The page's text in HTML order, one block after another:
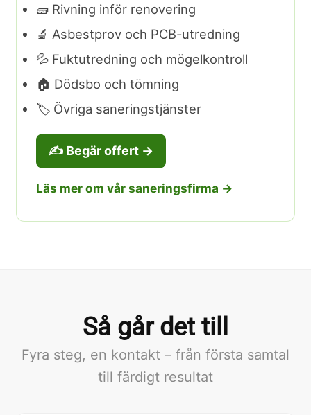
🧱 Rivning inför renovering
🔬 Asbestprov och PCB-utredning
💦 Fuktutredning och mögelkontroll
🏠 Dödsbo och tömning
🏷️ Övriga saneringstjänster
✍️ Begär offert →
Läs mer om vår saneringsfirma →
Så går det till
Fyra steg, en kontakt – från första samtal
till färdigt resultat